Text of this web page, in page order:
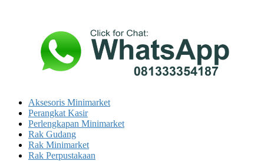
Aksesoris Minimarket
Perangkat Kasir
Perlengkapan Minimarket
Rak Gudang
Rak Minimarket
Rak Perpustakaan